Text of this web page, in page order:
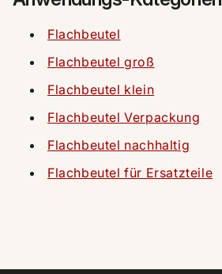
Flachbeutel
Flachbeutel groß
Flachbeutel klein
Flachbeutel Verpackung
Flachbeutel nachhaltig
Flachbeutel für Ersatzteile